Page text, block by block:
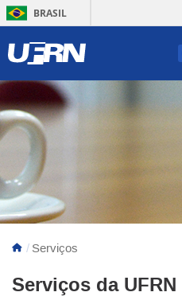
BRASIL
Serviços
Serviços da UFRN